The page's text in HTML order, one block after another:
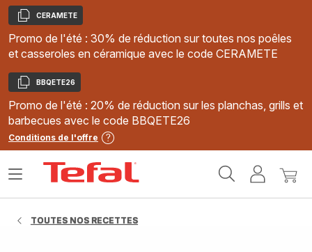
Copier
CERAMETE
Promo de l'été : 30% de réduction sur toutes nos poêles
et casseroles en céramique avec le code CERAMETE
Copier
BBQETE26
Promo de l'été : 20% de réduction sur les planchas, grills et
barbecues avec le code BBQETE26
Conditions de l'offre
MonMon
Ouvrir
TOUTES NOS RECETTES